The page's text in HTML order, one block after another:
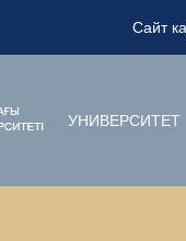
Сайт
УНИВЕРСИТЕТ